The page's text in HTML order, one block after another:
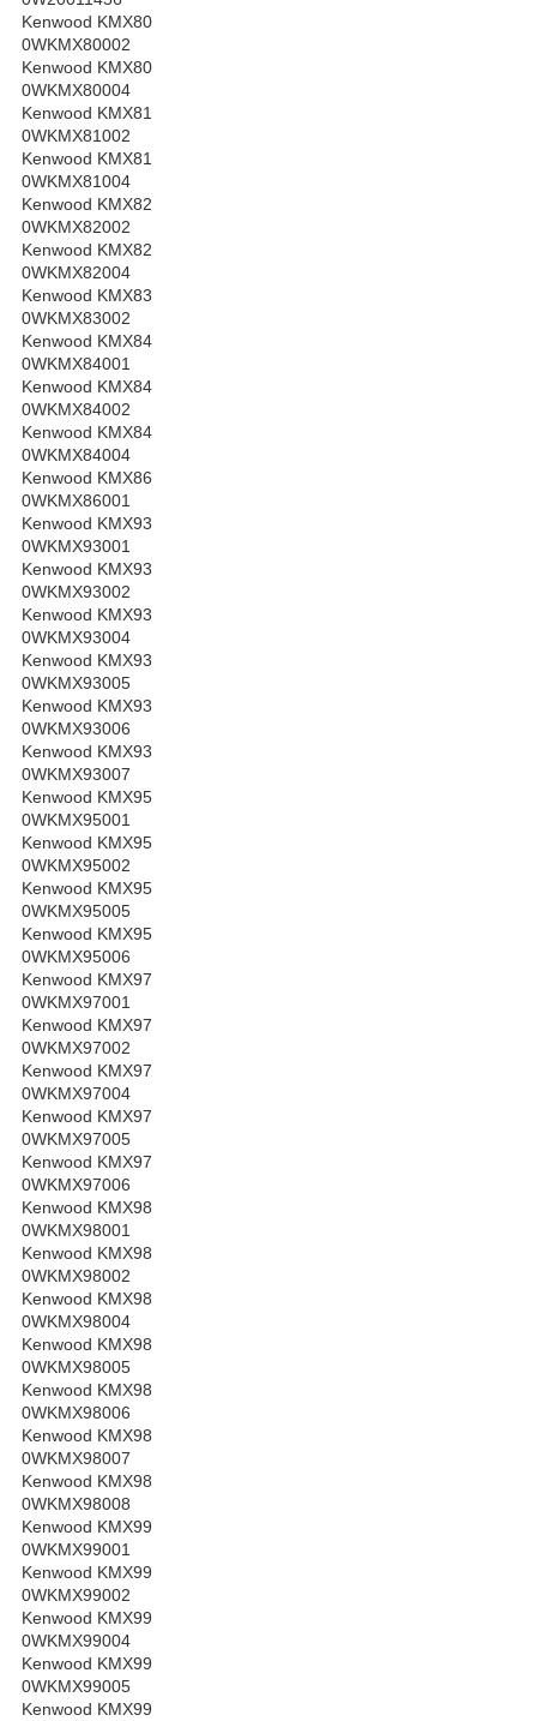
Kenwood KMX80
0WKMX80002
Kenwood KMX80
0WKMX80004
Kenwood KMX81
0WKMX81002
Kenwood KMX81
0WKMX81004
Kenwood KMX82
0WKMX82002
Kenwood KMX82
0WKMX82004
Kenwood KMX83
0WKMX83002
Kenwood KMX84
0WKMX84001
Kenwood KMX84
0WKMX84002
Kenwood KMX84
0WKMX84004
Kenwood KMX86
0WKMX86001
Kenwood KMX93
0WKMX93001
Kenwood KMX93
0WKMX93002
Kenwood KMX93
0WKMX93004
Kenwood KMX93
0WKMX93005
Kenwood KMX93
0WKMX93006
Kenwood KMX93
0WKMX93007
Kenwood KMX95
0WKMX95001
Kenwood KMX95
0WKMX95002
Kenwood KMX95
0WKMX95005
Kenwood KMX95
0WKMX95006
Kenwood KMX97
0WKMX97001
Kenwood KMX97
0WKMX97002
Kenwood KMX97
0WKMX97004
Kenwood KMX97
0WKMX97005
Kenwood KMX97
0WKMX97006
Kenwood KMX98
0WKMX98001
Kenwood KMX98
0WKMX98002
Kenwood KMX98
0WKMX98004
Kenwood KMX98
0WKMX98005
Kenwood KMX98
0WKMX98006
Kenwood KMX98
0WKMX98007
Kenwood KMX98
0WKMX98008
Kenwood KMX99
0WKMX99001
Kenwood KMX99
0WKMX99002
Kenwood KMX99
0WKMX99004
Kenwood KMX99
0WKMX99005
Kenwood KMX99